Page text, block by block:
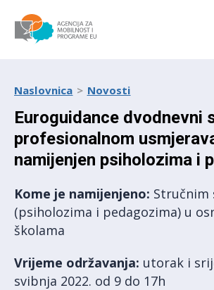
Naslovnica Novosti
Euroguidance dvodnevni
profesionalnom
namijenjen psiholozima i
Kome je namijenjeno: Stručnim
(psiholozima i pedagozima) u
školama
Vrijeme održavanja: utorak i
svibnja 2022. od 9 do 17h